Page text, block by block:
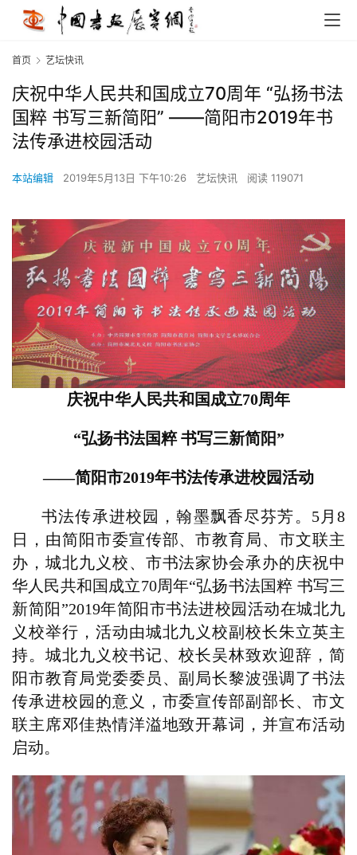
首页 艺坛快讯
庆祝中华人民共和国成立70周年 “弘扬书法
国粹 书写三新简阳” ——简阳市2019年书
法传承进校园活动
本站编辑 2019年5月13日 下午10:26 艺坛快讯 阅读 119071
庆祝中华人民共和国成立70周年
“弘扬书法国粹 书写三新简阳”
——简阳市2019年书法传承进校园活动
书法传承进校园，翰墨飘香尽芬芳。 5月8
日，由简阳市委宣传部、市教育局、市文联主
办，城北九义校、市书法家协会承办的庆祝中
华人民共和国成立70周年“弘扬书法国粹 书写三
新简阳”2019年简阳市书法进校园活动在城北九
义校举行，活动由城北九义校副校长朱立英主
持。城北九义校书记、校长吴林致欢迎辞，简
阳市教育局党委委员、副局长黎波强调了书法
传承进校园的意义，市委宣传部副部长、市文
联主席邓佳热情洋溢地致开幕词，并宣布活动
启动。